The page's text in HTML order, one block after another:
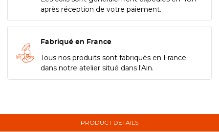
après réception de votre paiement.
Fabriqué en France
Tous nos produits sont fabriqués en France
dans notre atelier situé dans l'Ain.
PRODUCT DETAILS